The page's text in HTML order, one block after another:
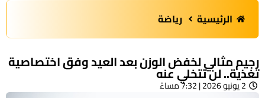
الرئيسية رياضة
رجيم مثالي لخفض الوزن بعد العيد وفق اختصاصية
تغذية.. لن تتخلي عنه
2 يونيو 2026 | 7:32 مساءً